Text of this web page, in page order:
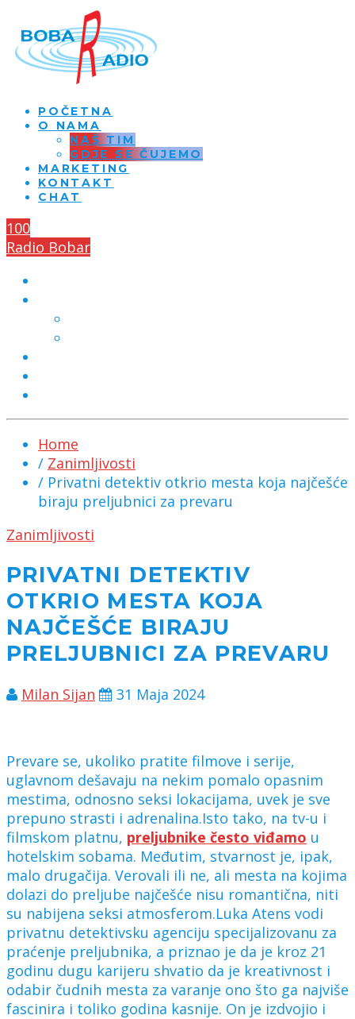
POČETNA
O NAMA
NAŠ TIM
GDJE SE ČUJEMO
MARKETING
KONTAKT
CHAT
100
Radio Bobar
Home
/ Zanimljivosti
/ Privatni detektiv otkrio mesta koja najčešće
biraju preljubnici za prevaru
Zanimljivosti
PRIVATNI DETEKTIV
OTKRIO MESTA KOJA
NAJČEŠĆE BIRAJU
PRELJUBNICI ZA PREVARU
Milan Sijan 31 Maja 2024
Prevare se, ukoliko pratite filmove i serije,
uglavnom dešavaju na nekim pomalo opasnim
mestima, odnosno seksi lokacijama, uvek je sve
prepuno strasti i adrenalina.Isto tako, na tv-u i
filmskom platnu, preljubnike često viđamo u
hotelskim sobama. Međutim, stvarnost je, ipak,
malo drugačija. Verovali ili ne, ali mesta na kojima
dolazi do preljube najčešće nisu romantična, niti
su nabijena seksi atmosferom.Luka Atens vodi
privatnu detektivsku agenciju specijalizovanu za
praćenje preljubnika, a priznao je da je kroz 21
godinu dugu karijeru shvatio da je kreativnost i
odabir čudnih mesta za varanje ono što ga najviše
fascinira i toliko godina kasnije. On je izdvojio i